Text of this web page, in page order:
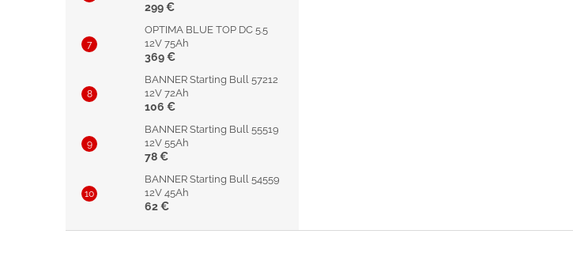
299 €
OPTIMA BLUE TOP DC 5.5
12V 75Ah
369 €
BANNER Starting Bull 57212
12V 72Ah
106 €
BANNER Starting Bull 55519
12V 55Ah
78 €
BANNER Starting Bull 54559
12V 45Ah
62 €